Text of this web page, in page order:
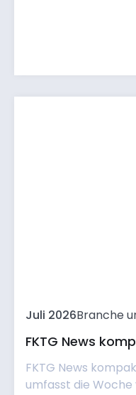
Juli 2026Branche
FKTG News
FKTG News
umfasst die Woche